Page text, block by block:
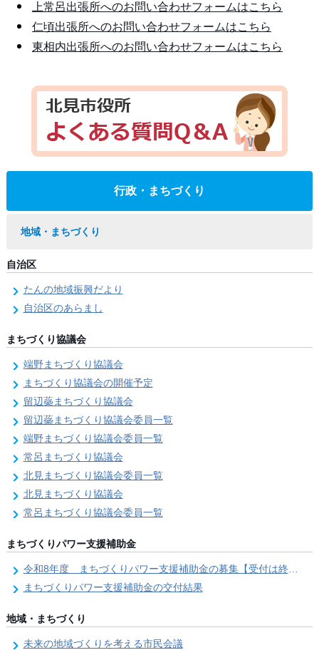
上常呂出張所へのお問い合わせフォームはこちら
仁頃出張所へのお問い合わせフォームはこちら
東相内出張所へのお問い合わせフォームはこちら
行政・まちづくり
地域・まちづくり
自治区
たんの地域振興だより
自治区のあらまし
まちづくり協議会
端野まちづくり協議会
まちづくり協議会の開催予定
留辺蘂まちづくり協議会
留辺蘂まちづくり協議会委員一覧
端野まちづくり協議会委員一覧
常呂まちづくり協議会
北見まちづくり協議会委員一覧
北見まちづくり協議会
常呂まちづくり協議会委員一覧
まちづくりパワー支援補助金
令和8年度 まちづくりパワー支援補助金の募集【受付は終了しました。】
まちづくりパワー支援補助金の交付結果
地域・まちづくり
未来の地域づくりを考える市民会議